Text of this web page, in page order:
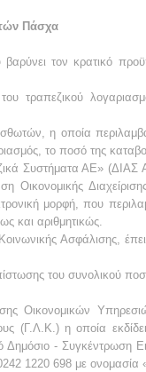
Πάσχα
τον κρατικό
τραπεζικού
η οποία
το ποσό της
Συστήματα ΑΕ» (ΔΙΑΣ
Οικονομικής
μορφή, που
και αριθμητικώς.
Ασφάλισης,
του συνολικού
Οικονομικών
(Γ.Λ.Κ.) η οποία
Δημόσιο - Συγκέντρωση
1220 698 με